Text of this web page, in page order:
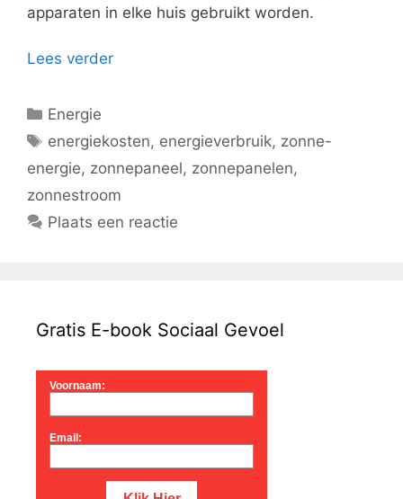
apparaten in elke huis gebruikt worden.
Lees verder
Categorieën
Energie
Tags
energiekosten, energieverbruik, zonne-
energie, zonnepaneel, zonnepanelen,
zonnestroom
Plaats een reactie
Gratis E-book Sociaal Gevoel
Voornaam:
Email: